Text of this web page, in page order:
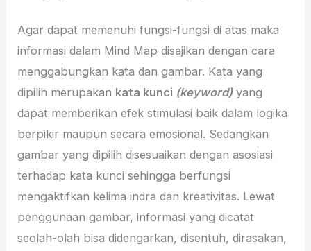
Agar dapat memenuhi fungsi-fungsi di atas maka
informasi dalam Mind Map disajikan dengan cara
menggabungkan kata dan gambar. Kata yang
dipilih merupakan kata kunci (keyword)yang
dapat memberikan efek stimulasi baik dalam logika
berpikir maupun secara emosional. Sedangkan
gambar yang dipilih disesuaikan dengan asosiasi
terhadap kata kunci sehingga berfungsi
mengaktifkan kelima indra dan kreativitas. Lewat
penggunaan gambar, informasi yang dicatat
seolah-olah bisa didengarkan, disentuh, dirasakan,